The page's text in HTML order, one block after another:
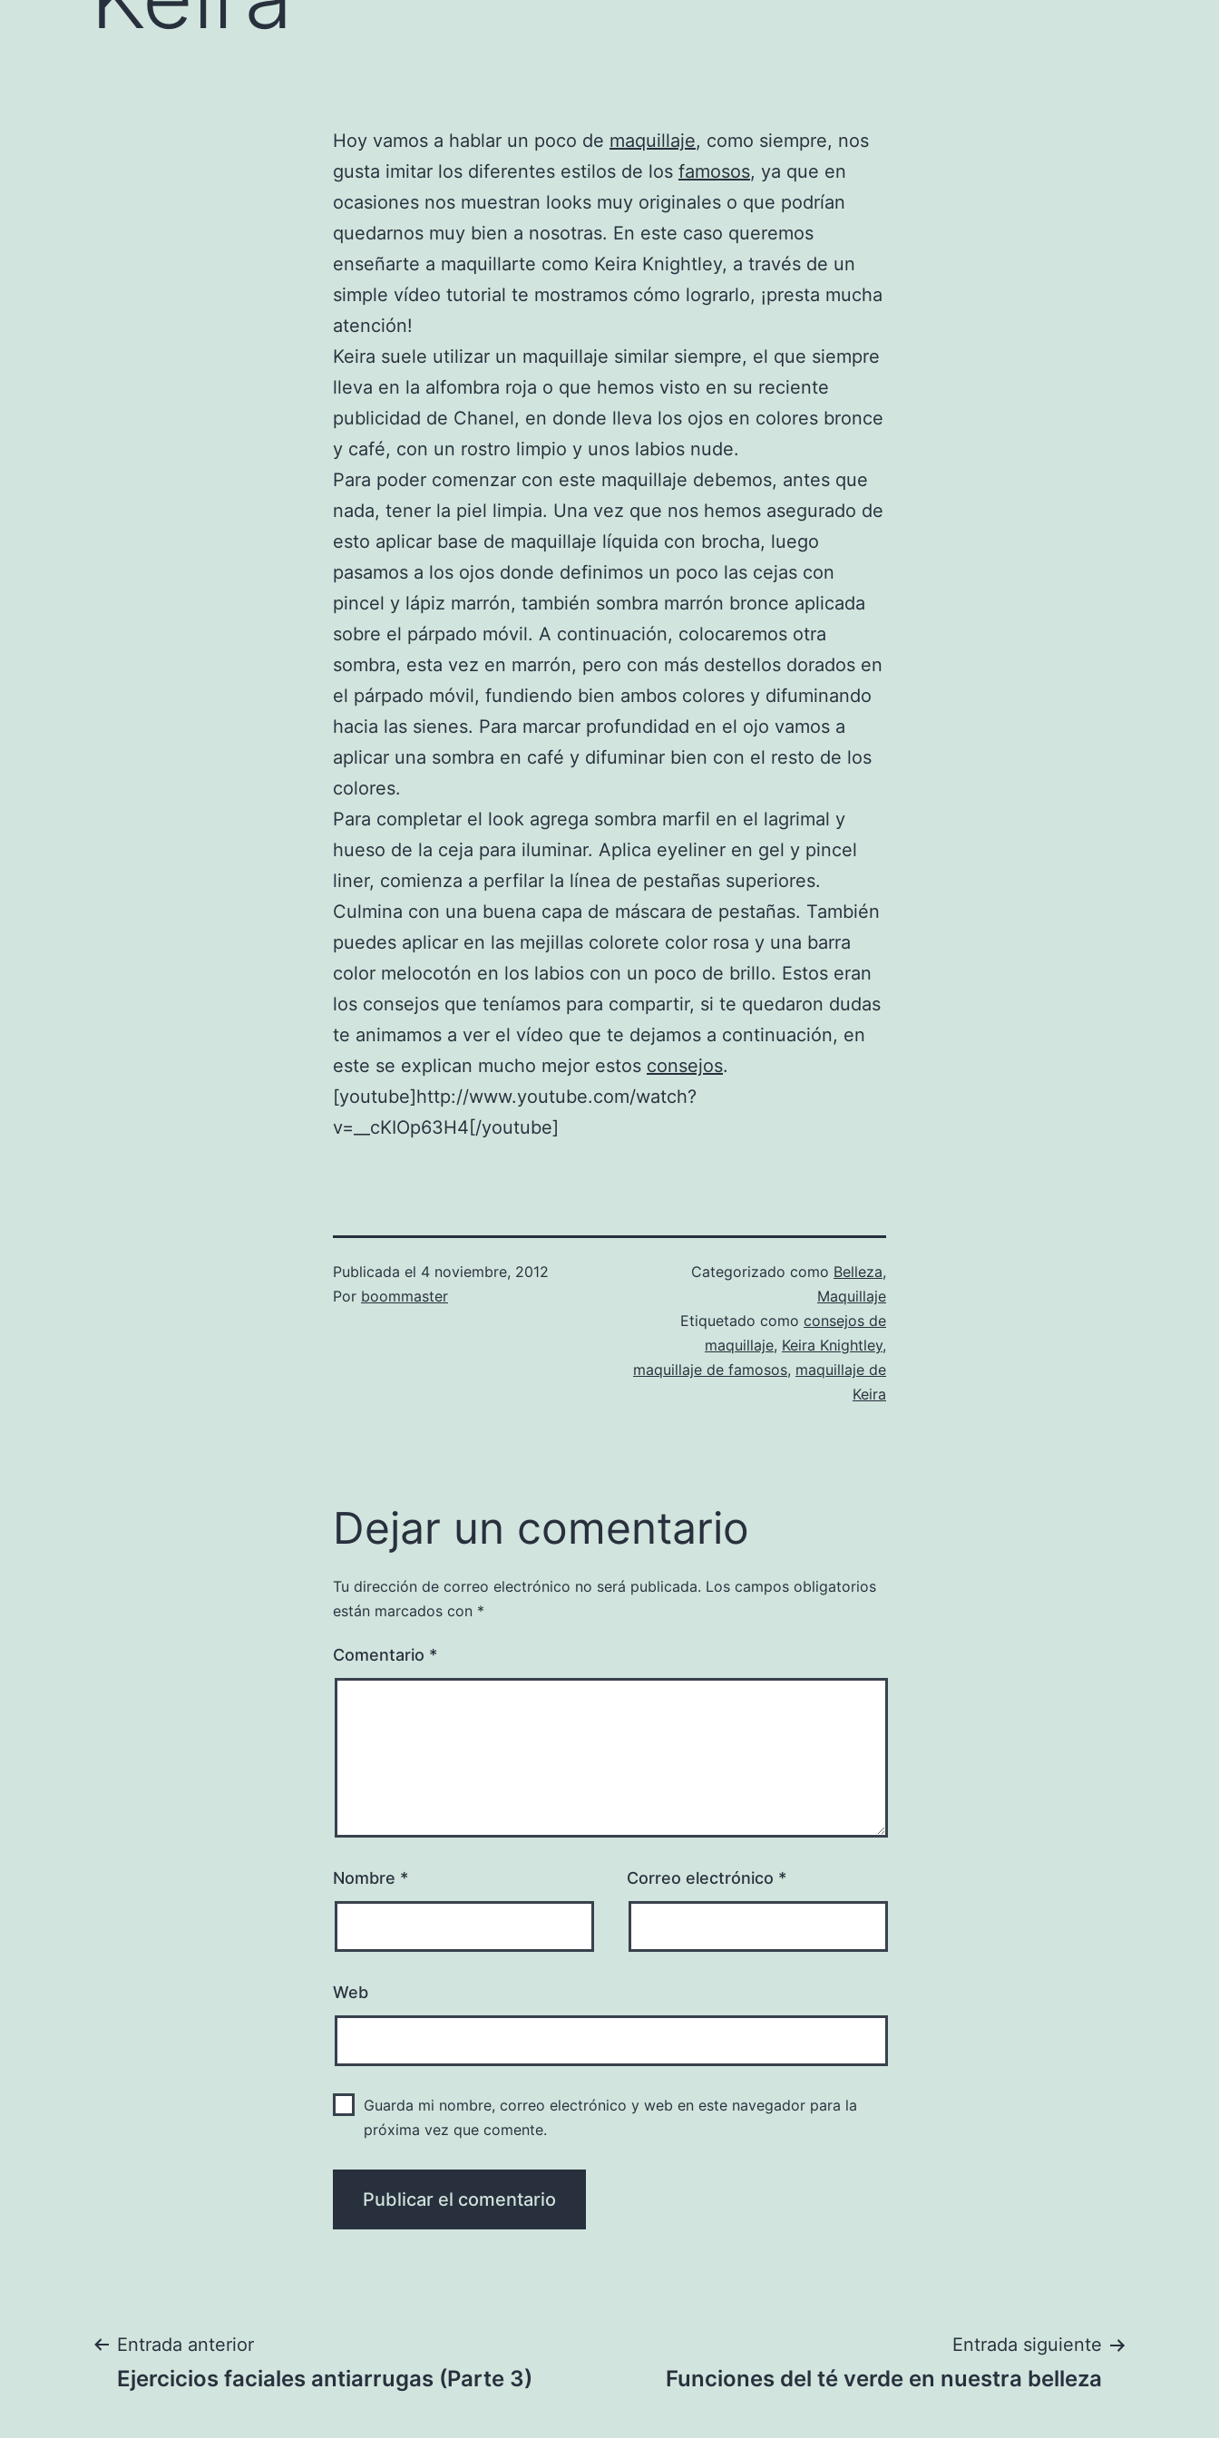
Hoy vamos a hablar un poco de maquillaje, como siempre, nos
gusta imitar los diferentes estilos de los famosos, ya que en
ocasiones nos muestran looks muy originales o que podrían
quedarnos muy bien a nosotras. En este caso queremos
enseñarte a maquillarte como Keira Knightley, a través de un
simple vídeo tutorial te mostramos cómo lograrlo, ¡presta mucha
atención!
Keira suele utilizar un maquillaje similar siempre, el que siempre
lleva en la alfombra roja o que hemos visto en su reciente
publicidad de Chanel, en donde lleva los ojos en colores bronce
y café, con un rostro limpio y unos labios nude.
Para poder comenzar con este maquillaje debemos, antes que
nada, tener la piel limpia. Una vez que nos hemos asegurado de
esto aplicar base de maquillaje líquida con brocha, luego
pasamos a los ojos donde definimos un poco las cejas con
pincel y lápiz marrón, también sombra marrón bronce aplicada
sobre el párpado móvil. A continuación, colocaremos otra
sombra, esta vez en marrón, pero con más destellos dorados en
el párpado móvil, fundiendo bien ambos colores y difuminando
hacia las sienes. Para marcar profundidad en el ojo vamos a
aplicar una sombra en café y difuminar bien con el resto de los
colores.
Para completar el look agrega sombra marfil en el lagrimal y
hueso de la ceja para iluminar. Aplica eyeliner en gel y pincel
liner, comienza a perfilar la línea de pestañas superiores.
Culmina con una buena capa de máscara de pestañas. También
puedes aplicar en las mejillas colorete color rosa y una barra
color melocotón en los labios con un poco de brillo. Estos eran
los consejos que teníamos para compartir, si te quedaron dudas
te animamos a ver el vídeo que te dejamos a continuación, en
este se explican mucho mejor estos consejos.
[youtube]http://www.youtube.com/watch?
v=__cKIOp63H4[/youtube]
Publicada el 4 noviembre, 2012
Por boommaster
Categorizado como Belleza,
Maquillaje
Etiquetado como consejos de
maquillaje, Keira Knightley,
maquillaje de famosos, maquillaje de
Keira
Dejar un comentario
Tu dirección de correo electrónico no será publicada. Los campos obligatorios
están marcados con *
Comentario *
Nombre * Correo electrónico *
Web
Guarda mi nombre, correo electrónico y web en este navegador para la
próxima vez que comente.
Navegación
Entrada anterior
Ejercicios faciales antiarrugas (Parte 3)
Entrada siguiente
Funciones del té verde en nuestra belleza